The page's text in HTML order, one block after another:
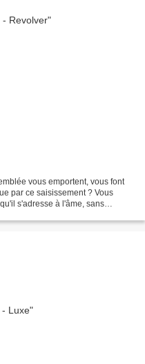
vous emportent, vous font
par ce saisissement ? Vous
s'adresse à l'âme, sans